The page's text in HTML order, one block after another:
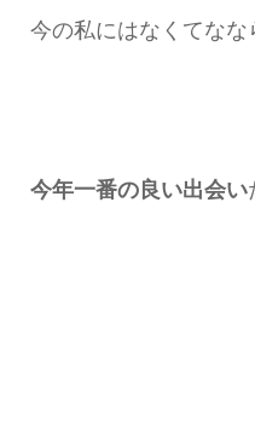
今の私にはなくてなな
今年一番の良い出会い